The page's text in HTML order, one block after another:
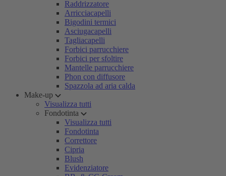
Raddrizzatore
Arricciacapelli
Bigodini termici
Asciugacapelli
Tagliacapelli
Forbici parrucchiere
Forbici per sfoltire
Mantelle parrucchiere
Phon con diffusore
Spazzola ad aria calda
Make-up
Visualizza tutti
Fondotinta
Visualizza tutti
Fondotinta
Correttore
Cipria
Blush
Evidenziatore